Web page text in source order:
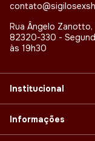
Rua Ângelo Zanotto,
82320-330 -
às 19h30
Institucional
Informações